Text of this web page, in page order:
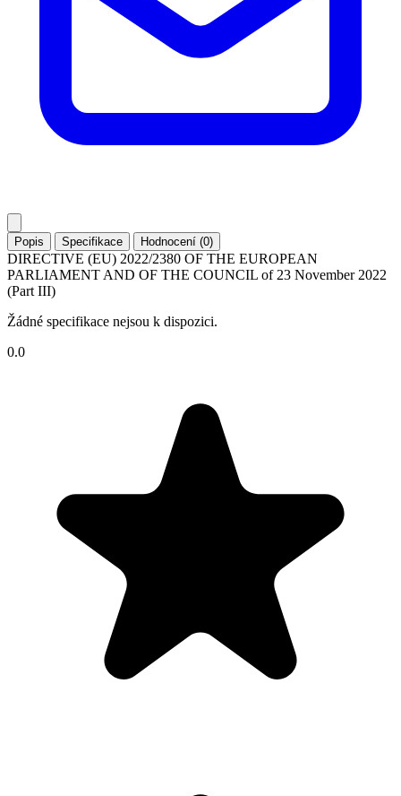
Popis Specifikace Hodnocení (0)
DIRECTIVE (EU) 2022/2380 OF THE EUROPEAN
PARLIAMENT AND OF THE COUNCIL of 23 November 2022
(Part III)
Žádné specifikace nejsou k dispozici.
0.0